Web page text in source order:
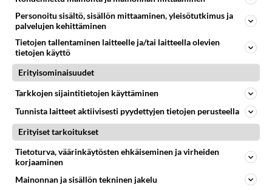
Personoitu sisältö, sisällön mittaaminen, yleisötutkimus ja
palvelujen kehittäminen
Tietojen tallentaminen laitteelle ja/tai laitteella olevien
tietojen käyttö
Erityisominaisuudet
Tarkkojen sijaintitietojen käyttäminen
Tunnista laitteet aktiivisesti pyydettyjen tietojen perusteella
Erityiset tarkoitukset
Tietoturva, väärinkäytösten ehkäiseminen ja virheiden
korjaaminen
Mainonnan ja sisällön tekninen jakelu